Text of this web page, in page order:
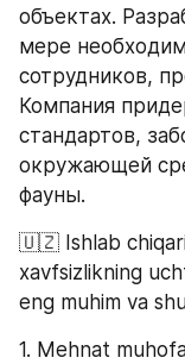
объектах.
мере
сотрудников,
Компания
стандартов,
окружающей
фауны.
🇺🇿 Ishlab
xavfsizlikning
eng muhim va
1. Mehnat